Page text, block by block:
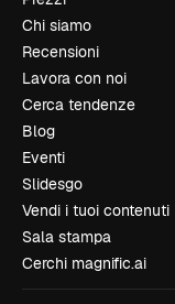
Chi siamo
Recensioni
Lavora con noi
Cerca tendenze
Blog
Eventi
Slidesgo
Vendi i tuoi contenuti
Sala stampa
Cerchi magnific.ai